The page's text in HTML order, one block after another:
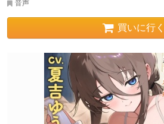
音声
買いに行く